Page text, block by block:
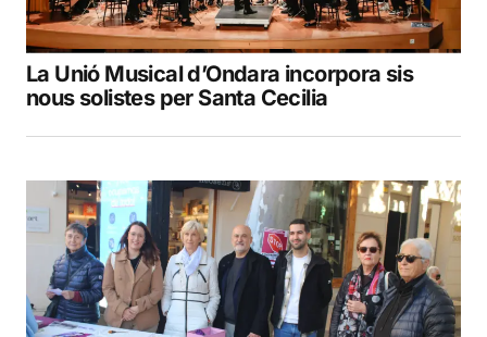
La Unió Musical d’Ondara incorpora sis
nous solistes per Santa Cecilia